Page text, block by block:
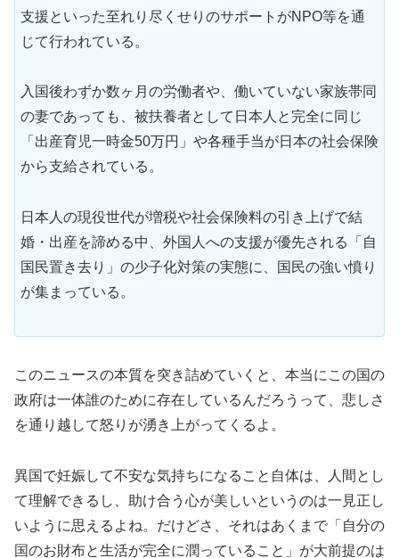
支援といった至れり尽くせりのサポートがNPO等を通
じて行われている。
入国後わずか数ヶ月の労働者や、働いていない家族帯同
の妻であっても、被扶養者として日本人と完全に同じ
「出産育児一時金50万円」や各種手当が日本の社会保険
から支給されている。
日本人の現役世代が増税や社会保険料の引き上げで結
婚・出産を諦める中、外国人への支援が優先される「自
国民置き去り」の少子化対策の実態に、国民の強い憤り
が集まっている。
このニュースの本質を突き詰めていくと、本当にこの国の
政府は一体誰のために存在しているんだろうって、悲しさ
を通り越して怒りが湧き上がってくるよ。
異国で妊娠して不安な気持ちになること自体は、人間とし
て理解できるし、助け合う心が美しいというのは一見正し
いように思えるよね。だけどさ、それはあくまで「自分の
国のお財布と生活が完全に潤っていること」が大前提のは